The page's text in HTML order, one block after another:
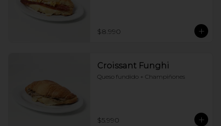
$8.990
Croissant Funghi
Queso fundido + Champiñones
$5.990